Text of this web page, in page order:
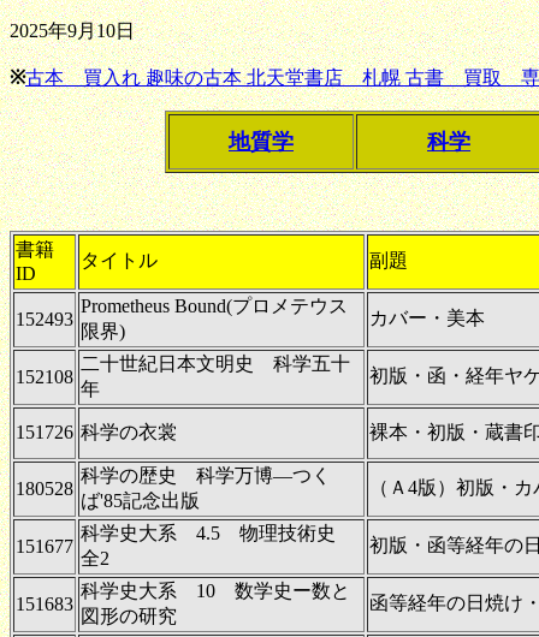
2025年9月10日
※古本 買入れ 趣味の古本 北天堂書店 札幌 古書 買取 専
地質学 科学
書籍
ID
タイトル 副題
152493
Prometheus Bound(プロメテウス
限界)
カバー・美本
152108
二十世紀日本文明史 科学五十
年
初版・函・経年ヤ
151726 科学の衣裳 裸本・初版・蔵書
180528
科学の歴史 科学万博―つく
ば'85記念出版
（Ａ4版）初版・
151677
科学史大系 4.5 物理技術史
全2
初版・函等経年の
151683
科学史大系 10 数学史ー数と
図形の研究
函等経年の日焼け